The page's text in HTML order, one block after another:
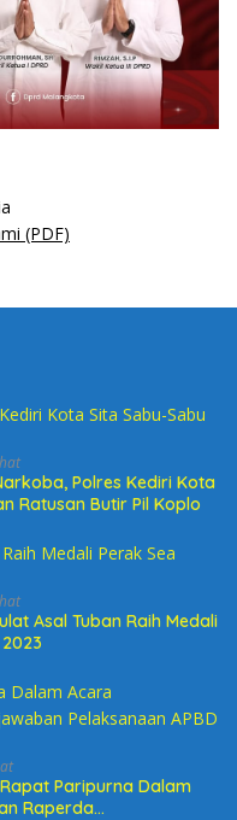
(PDF)
Polres Kediri Kota
Ratusan Butir Pil Koplo
Asal Tuban Raih Medali
Paripurna Dalam
Raperda